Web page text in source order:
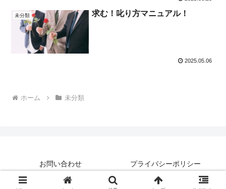
未分類 求む！叱り方マニュアル！
2025.05.06
ホーム 未分類
お問い合わせ プライバシーポリシー
Copyright © 2025-2026 よろず便利屋の想い All Rights Reserved.